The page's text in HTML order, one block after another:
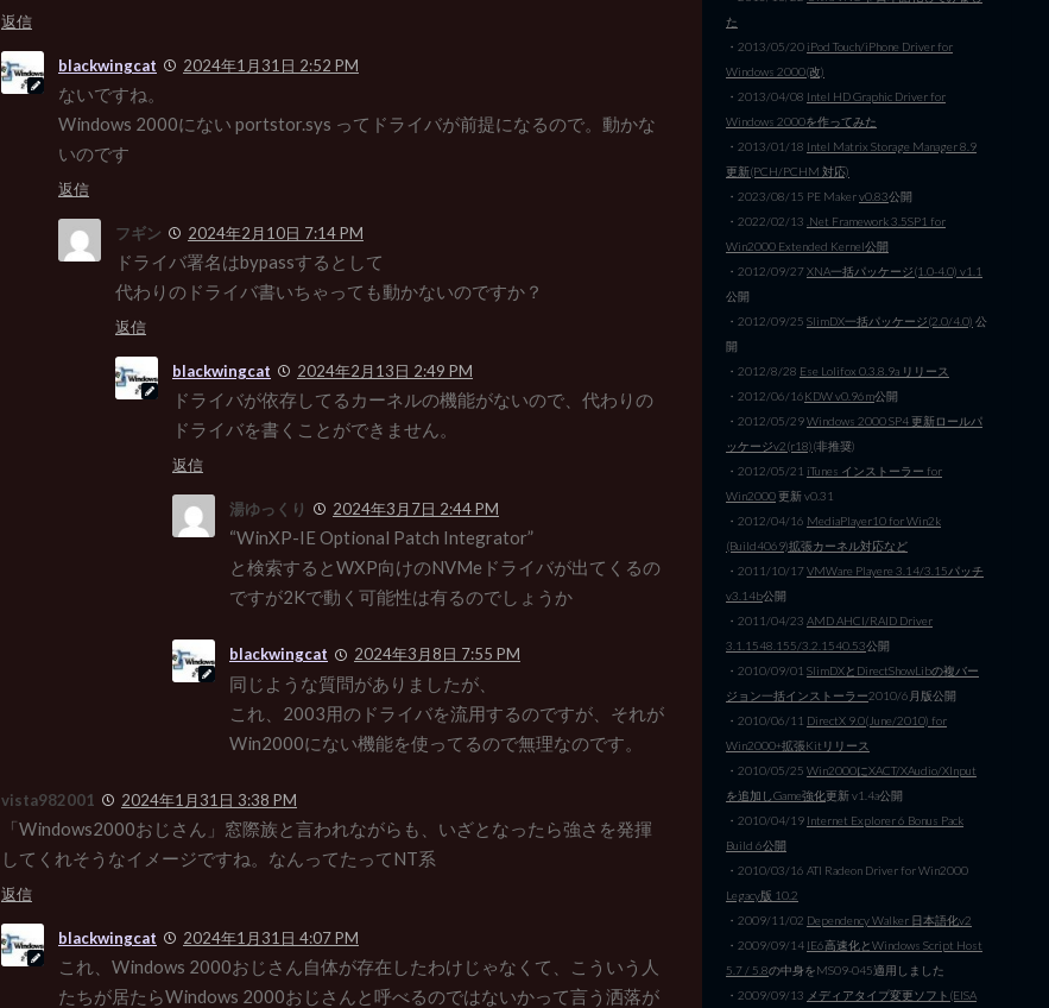
返信
blackwingcat 2024年1月31日 2:52 PM
ないですね。
Windows 2000にない portstor.sys ってドライバが前提になるので。動かな
いのです
返信
フギン 2024年2月10日 7:14 PM
ドライバ署名はbypassするとして
代わりのドライバ書いちゃっても動かないのですか？
返信
blackwingcat 2024年2月13日 2:49 PM
ドライバが依存してるカーネルの機能がないので、代わりの
ドライバを書くことができません。
返信
湯ゆっくり 2024年3月7日 2:44 PM
“WinXP-IE Optional Patch Integrator”
と検索するとWXP向けのNVMeドライバが出てくるの
ですが2Kで動く可能性は有るのでしょうか
blackwingcat 2024年3月8日 7:55 PM
同じような質問がありましたが、
これ、2003用のドライバを流用するのですが、それが
Win2000にない機能を使ってるので無理なのです。
vista982001 2024年1月31日 3:38 PM
「Windows2000おじさん」窓際族と言われながらも、いざとなったら強さを発揮
してくれそうなイメージですね。なんってたってNT系
返信
blackwingcat 2024年1月31日 4:07 PM
これ、Windows 2000おじさん自体が存在したわけじゃなくて、こういう人
たちが居たらWindows 2000おじさんと呼べるのではないかって言う洒落が
た
・2013/05/20 iPod Touch/iPhone Driver for
Windows 2000(改)
・2013/04/08 Intel HD Graphic Driver for
Windows 2000を作ってみた
・2013/01/18 Intel Matrix Storage Manager 8.9
更新(PCH/PCHM 対応)
・2023/08/15 PE Makerv0.83公開
・2022/02/13 .Net Framework 3.5SP1 for
Win2000 Extended Kernel公開
・2012/09/27XNA一括パッケージ(1.0-4.0) v1.1
公開
・2012/09/25 SlimDX一括パッケージ(2.0/4.0) 公
開
・2012/8/28 Ese Lolifox 0.3.8.9a リリース
・2012/06/16KDW v0.96m公開
・2012/05/29Windows 2000 SP4 更新ロールパ
ッケージv2(r18)(非推奨)
・2012/05/21 iTunes インストーラー for
Win2000更新 v0.31
・2012/04/16 MediaPlayer10 for Win2k
(Build4069)拡張カーネル対応など
・2011/10/17VMWare Playere 3.14/3.15パッチ
v3.14b公開
・2011/04/23 AMD AHCI/RAID Driver
3.1.1548.155/3.2.1540.53公開
・2010/09/01 SlimDXとDirectShowLibの複バー
ジョン一括インストーラー2010/6月版公開
・2010/06/11 DirectX 9.0(June/2010) for
Win2000+拡張Kitリリース
・2010/05/25 Win2000にXACT/XAudio/XInput
を追加しGame強化更新 v1.4a公開
・2010/04/19 Internet Explorer 6 Bonus Pack
Build 6公開
・2010/03/16 ATI Radeon Driver for Win2000
Legacy版 10.2
・2009/11/02 Dependency Walker 日本語化v2
・2009/09/14 IE6高速化とWindows Script Host
5.7 / 5.8の中身をMS09-045適用しました
・2009/09/13 メディアタイプ変更ソフト(EISA